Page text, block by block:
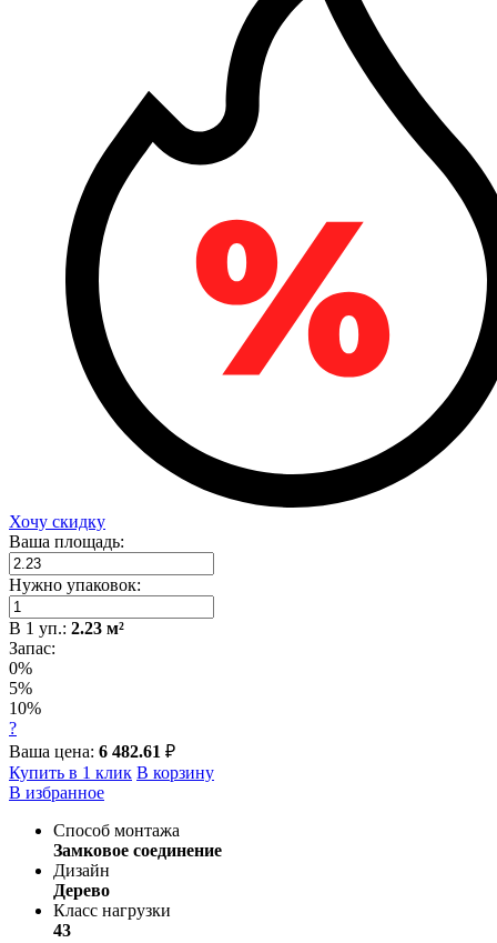
Хочу скидку
Ваша площадь:
Нужно упаковок:
В 1 уп.: 2.23 м²
Запас:
0%
5%
10%
?
Ваша цена: 6 482.61 ₽
Купить в 1 клик В корзину
В избранное
Способ монтажа
Замковое соединение
Дизайн
Дерево
Класс нагрузки
43